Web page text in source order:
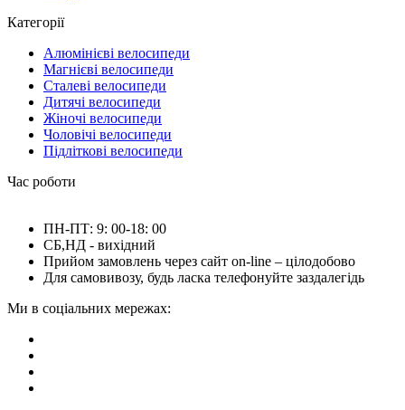
Категорії
Алюмінієві велосипеди
Магнієві велосипеди
Сталеві велосипеди
Дитячі велосипеди
Жіночі велосипеди
Чоловічі велосипеди
Підліткові велосипеди
Час роботи
ПН-ПТ: 9: 00-18: 00
СБ,НД - вихідний
Прийом замовлень через сайт on-line – цілодобово
Для самовивозу, будь ласка телефонуйте заздалегідь
Ми в соціальних мережах: